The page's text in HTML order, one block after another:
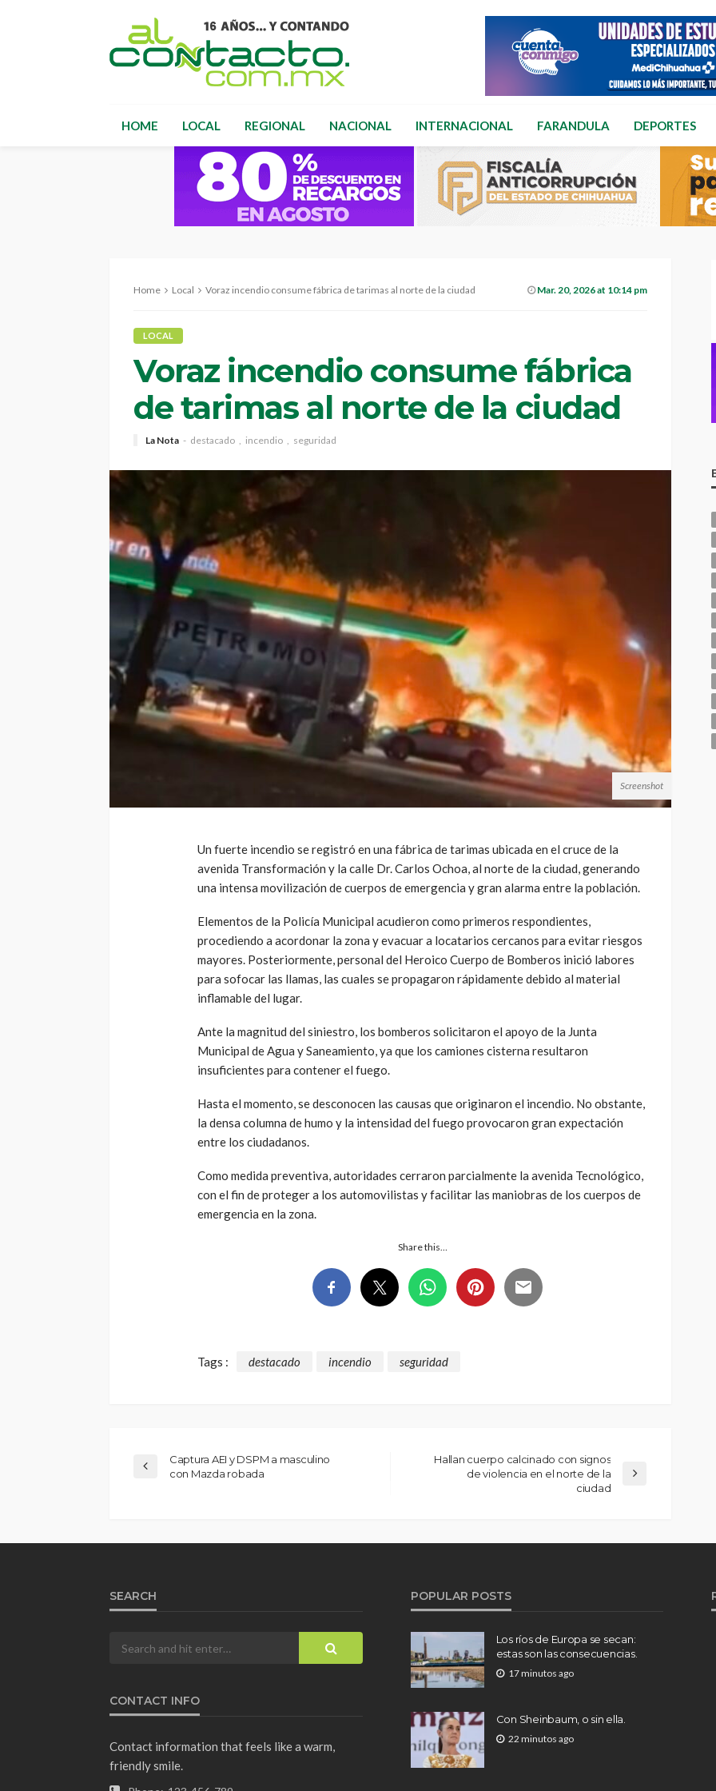
HOME LOCAL REGIONAL NACIONAL INTERNACIONAL FARANDULA DEPORTES
Home Local Voraz incendio consume fábrica de tarimas al norte de la ciudad Mar. 20, 2026 at 10:14 pm
LOCAL
Voraz incendio consume fábrica
de tarimas al norte de la ciudad
La Nota destacado incendio seguridad
Screenshot
Un fuerte incendio se registró en una fábrica de tarimas ubicada en el cruce de la
avenida Transformación y la calle Dr. Carlos Ochoa, al norte de la ciudad, generando
una intensa movilización de cuerpos de emergencia y gran alarma entre la población.
Elementos de la Policía Municipal acudieron como primeros respondientes,
procediendo a acordonar la zona y evacuar a locatarios cercanos para evitar riesgos
mayores. Posteriormente, personal del Heroico Cuerpo de Bomberos inició labores
para sofocar las llamas, las cuales se propagaron rápidamente debido al material
inflamable del lugar.
Ante la magnitud del siniestro, los bomberos solicitaron el apoyo de la Junta
Municipal de Agua y Saneamiento, ya que los camiones cisterna resultaron
insuficientes para contener el fuego.
Hasta el momento, se desconocen las causas que originaron el incendio. No obstante,
la densa columna de humo y la intensidad del fuego provocaron gran expectación
entre los ciudadanos.
Como medida preventiva, autoridades cerraron parcialmente la avenida Tecnológico,
con el fin de proteger a los automovilistas y facilitar las maniobras de los cuerpos de
emergencia en la zona.
Share this…
Tags : destacado incendio seguridad
Captura AEI y DSPM a masculino
con Mazda robada
Hallan cuerpo calcinado con signos
de violencia en el norte de la
ciudad
SEARCH
CONTACT INFO
Contact information that feels like a warm,
friendly smile.
POPULAR POSTS
Los ríos de Europa se secan:
estas son las consecuencias.
17 minutos ago
Con Sheinbaum, o sin ella.
22 minutos ago